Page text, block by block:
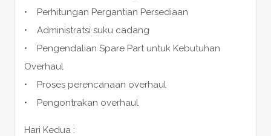
• Perhitungan Pergantian Persediaan
• Administratsi suku cadang
• Pengendalian Spare Part untuk Kebutuhan
Overhaul
• Proses perencanaan overhaul
• Pengontrakan overhaul
Hari Kedua :